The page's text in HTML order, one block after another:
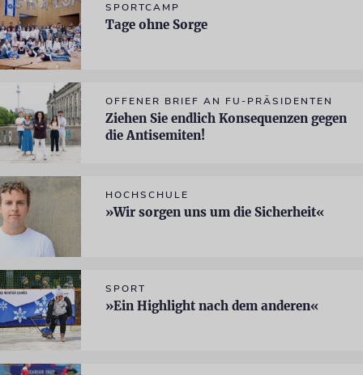
SPORTCAMP
Tage ohne Sorge
OFFENER BRIEF AN FU-PRÄSIDENTEN
Ziehen Sie endlich Konsequenzen gegen
die Antisemiten!
HOCHSCHULE
»Wir sorgen uns um die Sicherheit«
SPORT
»Ein Highlight nach dem anderen«